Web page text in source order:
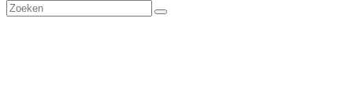
Zoeken
Verzenden